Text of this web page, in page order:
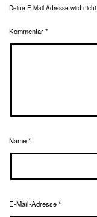
Deine E-Mail-Adresse wird
Kommentar*
Name*
E-Mail-Adresse*